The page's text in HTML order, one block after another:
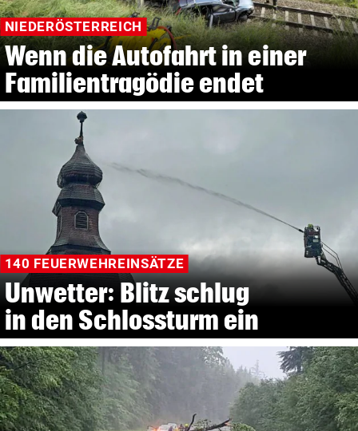
NIEDERÖSTERREICH
Wenn die Autofahrt in einer
Familientragödie endet
140 FEUERWEHREINSÄTZE
Unwetter: Blitz schlug
in den Schlossturm ein